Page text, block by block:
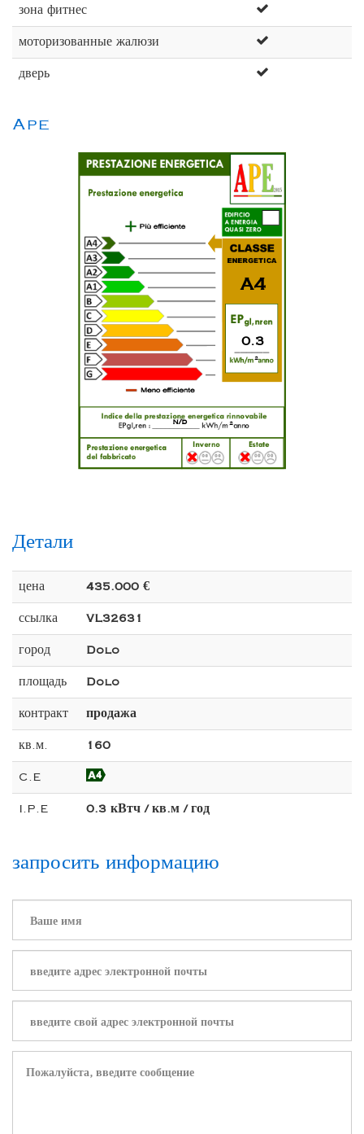
зона фитнес
моторизованные жалюзи
дверь
Ape
2
2
A4
0.3
n/d
Детали
цена 435.000 €
ссылка VL32631
город Dolo
площадь Dolo
контракт продажа
кв.м. 160
C.E
I.P.E 0.3 кВтч / кв.м / год
запросить информацию